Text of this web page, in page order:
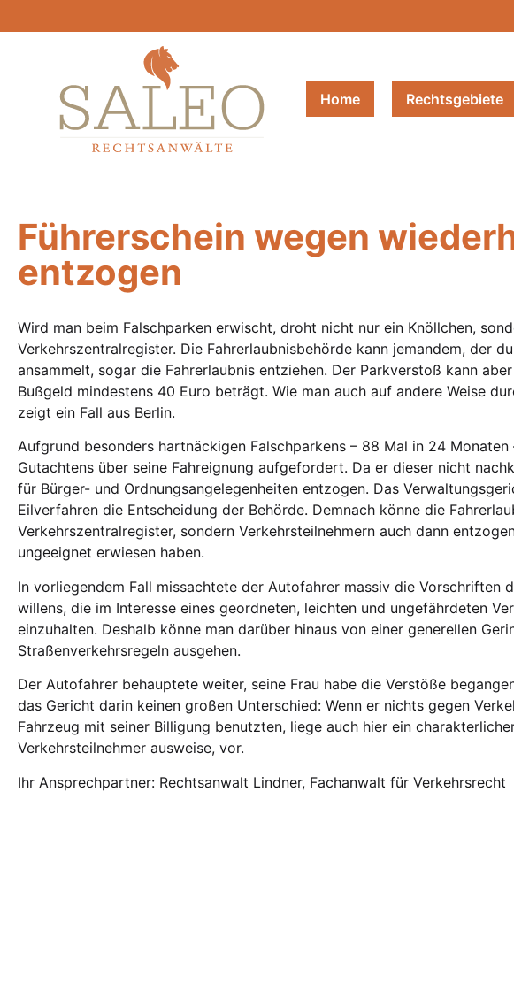
Home Rechtsgebiete
Führerschein wegen
entzogen
Wird man beim Falschparken erwischt, droht nicht nur ein Knöllchen,
Verkehrszentralregister. Die Fahrerlaubnisbehörde kann jemandem, der
ansammelt, sogar die Fahrerlaubnis entziehen. Der Parkverstoß kann
Bußgeld mindestens 40 Euro beträgt. Wie man auch auf andere Weise
zeigt ein Fall aus Berlin.
Aufgrund besonders hartnäckigen Falschparkens – 88 Mal in 24
Gutachtens über seine Fahreignung aufgefordert. Da er dieser nicht
für Bürger- und Ordnungsangelegenheiten entzogen. Das
Eilverfahren die Entscheidung der Behörde. Demnach könne die
Verkehrszentralregister, sondern Verkehrsteilnehmern auch dann
ungeeignet erwiesen haben.
In vorliegendem Fall missachtete der Autofahrer massiv die Vorschriften
willens, die im Interesse eines geordneten, leichten und ungefährdeten
einzuhalten. Deshalb könne man darüber hinaus von einer generellen
Straßenverkehrsregeln ausgehen.
Der Autofahrer behauptete weiter, seine Frau habe die Verstöße
das Gericht darin keinen großen Unterschied: Wenn er nichts gegen
Fahrzeug mit seiner Billigung benutzten, liege auch hier ein
Verkehrsteilnehmer ausweise, vor.
Ihr Ansprechpartner: Rechtsanwalt Lindner, Fachanwalt für Verkehrsrecht